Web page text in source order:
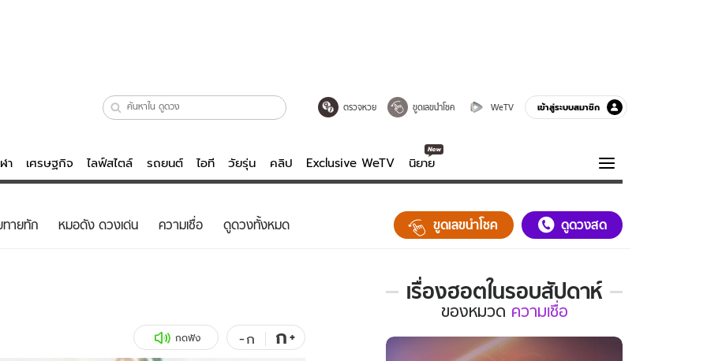
ตรวจหวย ขูดเลขนำโชค WeTV เข้าสู่ระบบสมาชิก
า เศรษฐกิจ ไลฟ์สไตล์ รถยนต์ ไอที วัยรุ่น คลิป Exclusive WeTV นิยาย
จหวย ไลฟ์สไตล์
รถยนต์
คลิป
พอดแคสต์
ความรู้รอบตัว
ฮาวทู
ทายทัก หมอดัง ดวงเด่น ความเชื่อ ดูดวงทั้งหมด ขูดเลขนำโชค ดูดวงสด
กดฟัง -ก ก+
เรื่องฮอตในรอบสัปดาห์
เรื่อง
ใน
รอบ
ของหมวด ความเชื่อ